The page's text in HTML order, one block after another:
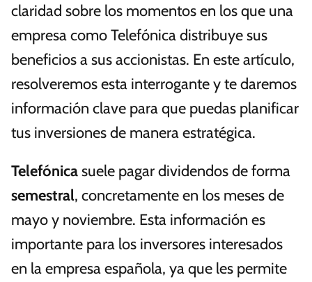
claridad sobre los momentos en los que una
empresa como Telefónica distribuye sus
beneficios a sus accionistas. En este artículo,
resolveremos esta interrogante y te daremos
información clave para que puedas planificar
tus inversiones de manera estratégica.
Telefónicasuele pagar dividendos de forma
semestral, concretamente en los meses de
mayo y noviembre. Esta información es
importante para los inversores interesados
en la empresa española, ya que les permite